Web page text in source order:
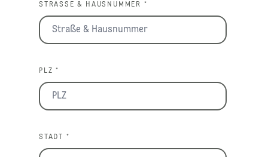
STRASSE & HAUSNUMMER *
PLZ *
STADT *